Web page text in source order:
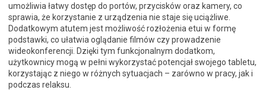
umożliwia łatwy dostęp do portów, przycisków oraz kamery, co
sprawia, że korzystanie z urządzenia nie staje się uciążliwe.
Dodatkowym atutem jest możliwość rozłożenia etui w formę
podstawki, co ułatwia oglądanie filmów czy prowadzenie
wideokonferencji. Dzięki tym funkcjonalnym dodatkom,
użytkownicy mogą w pełni wykorzystać potencjał swojego tabletu,
korzystając z niego w różnych sytuacjach – zarówno w pracy, jak i
podczas relaksu.